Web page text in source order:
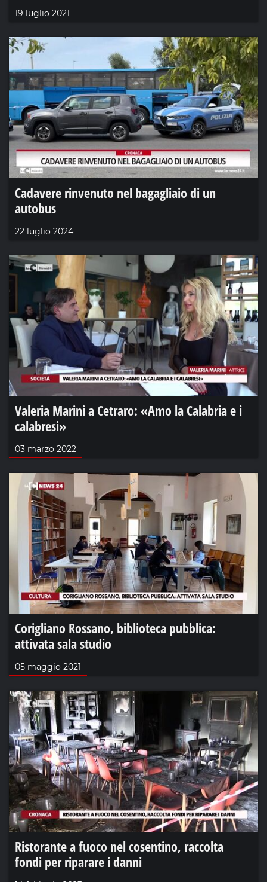
19 luglio 2021
Cadavere rinvenuto nel bagagliaio di un
autobus
22 luglio 2024
Valeria Marini a Cetraro: «Amo la Calabria e i
calabresi»
03 marzo 2022
Corigliano Rossano, biblioteca pubblica:
attivata sala studio
05 maggio 2021
Ristorante a fuoco nel cosentino, raccolta
fondi per riparare i danni